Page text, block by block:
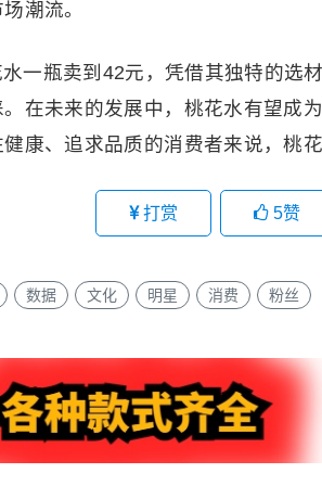
潮流。
瓶卖到42元，凭借其独特的选
在未来的发展中，桃花水有望成
康、追求品质的消费者来说，桃
打赏 5赞
数据 文化 明星 消费 粉丝